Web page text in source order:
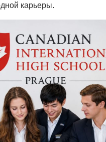
карьеры.